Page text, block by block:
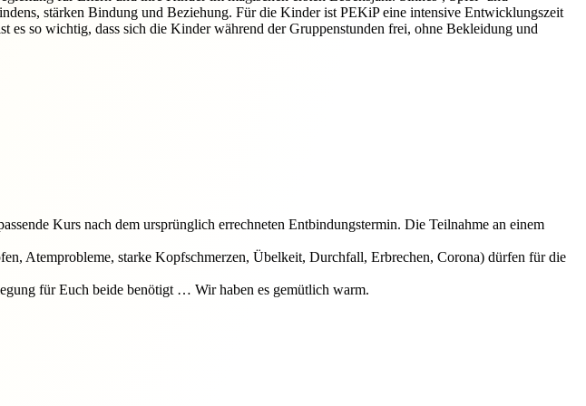
stärken Bindung und Beziehung. Für die Kinder ist PEKiP eine intensive Entwicklungszeit
so wichtig, dass sich die Kinder während der Gruppenstunden frei, ohne Bekleidung und
Kurs nach dem ursprünglich errechneten Entbindungstermin. Die Teilnahme an einem
Atemprobleme, starke Kopfschmerzen, Übelkeit, Durchfall, Erbrechen, Corona) dürfen für die
für Euch beide benötigt … Wir haben es gemütlich warm.